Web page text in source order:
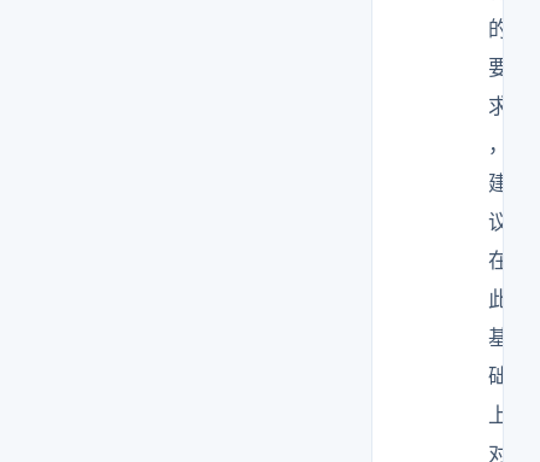
的
要
求
，
建
议
在
此
基
础
上
对